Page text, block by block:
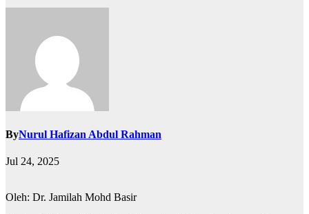
ByNurul Hafizan Abdul Rahman
Jul 24, 2025
Oleh: Dr. Jamilah Mohd Basir